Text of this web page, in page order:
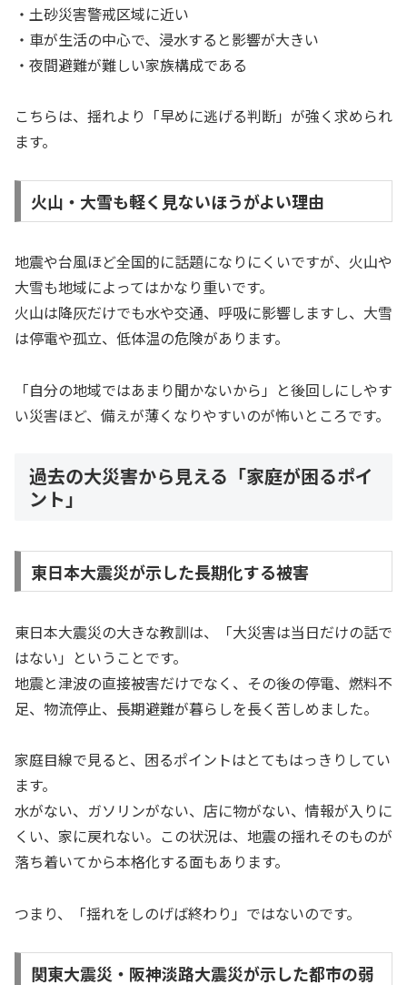
・土砂災害警戒区域に近い
・車が生活の中心で、浸水すると影響が大きい
・夜間避難が難しい家族構成である
こちらは、揺れより「早めに逃げる判断」が強く求められ
ます。
火山・大雪も軽く見ないほうがよい理由
地震や台風ほど全国的に話題になりにくいですが、火山や
大雪も地域によってはかなり重いです。
火山は降灰だけでも水や交通、呼吸に影響しますし、大雪
は停電や孤立、低体温の危険があります。
「自分の地域ではあまり聞かないから」と後回しにしやす
い災害ほど、備えが薄くなりやすいのが怖いところです。
過去の大災害から見える「家庭が困るポイ
ント」
東日本大震災が示した長期化する被害
東日本大震災の大きな教訓は、「大災害は当日だけの話で
はない」ということです。
地震と津波の直接被害だけでなく、その後の停電、燃料不
足、物流停止、長期避難が暮らしを長く苦しめました。
家庭目線で見ると、困るポイントはとてもはっきりしてい
ます。
水がない、ガソリンがない、店に物がない、情報が入りに
くい、家に戻れない。この状況は、地震の揺れそのものが
落ち着いてから本格化する面もあります。
つまり、「揺れをしのげば終わり」ではないのです。
関東大震災・阪神淡路大震災が示した都市の弱